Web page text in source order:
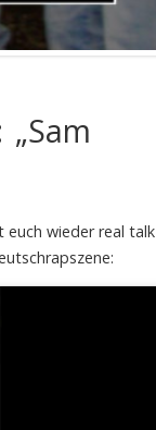
euch wieder real talk